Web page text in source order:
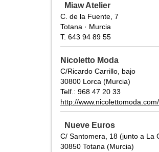
Miaw Atelier
C. de la Fuente, 7
Totana · Murcia
T. 643 94 89 55
Nicoletto Moda
C/Ricardo Carrillo, bajo
30800 Lorca (Murcia)
Telf.: 968 47 20 33
http://www.nicolettomoda.com/
Nueve Euros
C/ Santomera, 18 (junto a La
30850 Totana (Murcia)